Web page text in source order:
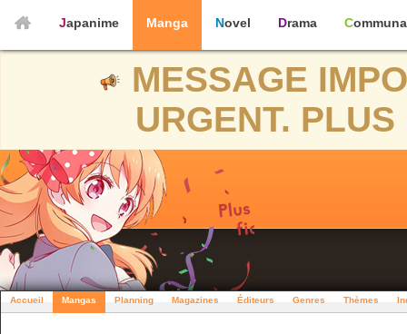
Japanime Manga Novel Drama
MESSAGE
URGENT.
Accueil Mangas Planning Magazines Éditeurs Genres Thèmes